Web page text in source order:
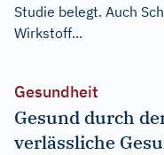
Studie belegt. Auch
Wirkstoff...
Gesundheit
Gesund durch
verlässliche